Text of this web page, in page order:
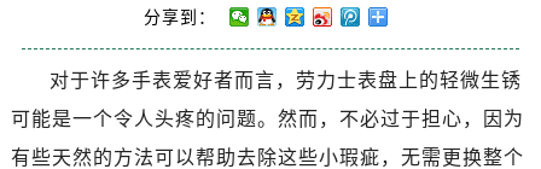
分享到：
对于许多手表爱好者而言，劳力士表盘上的轻微生锈
可能是一个令人头疼的问题。然而，不必过于担心，因为
有些天然的方法可以帮助去除这些小瑕疵，无需更换整个